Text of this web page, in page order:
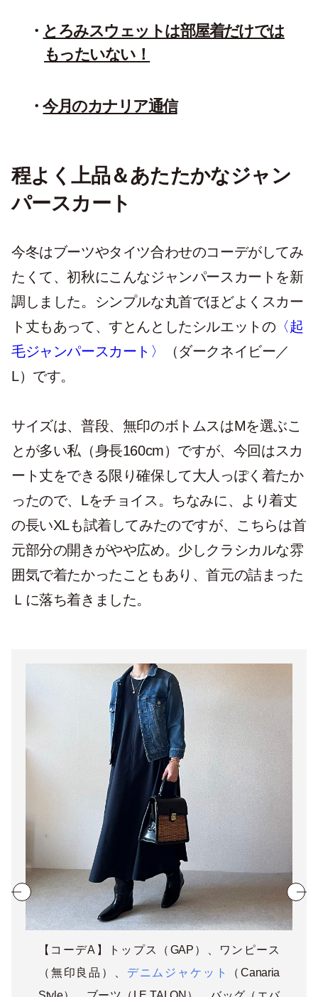
とろみスウェットは部屋着だけでは
もったいない！
今月のカナリア通信
程よく上品＆あたたかなジャン
パースカート
今冬はブーツやタイツ合わせのコーデがしてみ
たくて、初秋にこんなジャンパースカートを新
調しました。シンプルな丸首でほどよくスカー
ト丈もあって、すとんとしたシルエットの 〈起
毛ジャンパースカート〉
（ダークネイビー／
L）です。
サイズは、普段、無印のボトムスはMを選ぶこ
とが多い私（身長160cm）ですが、今回はスカ
ート丈をできる限り確保して大人っぽく着たか
ったので、Lをチョイス。ちなみに、より着丈
の長いXLも試着してみたのですが、こちらは首
元部分の開きがやや広め。少しクラシカルな雰
囲気で着たかったこともあり、首元の詰まった
Ｌに落ち着きました。
【コーデA】トップス（GAP）、ワンピース
（無印良品）、 デニムジャケット
（Canaria